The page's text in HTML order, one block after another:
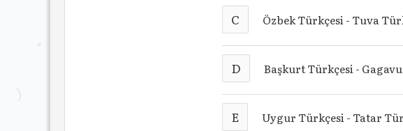
C Özbek Türkçesi - Tuva
D Başkurt Türkçesi -
E Uygur Türkçesi - Tatar